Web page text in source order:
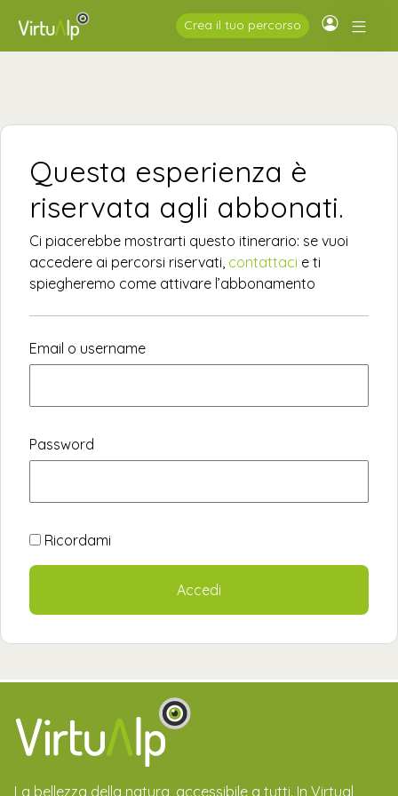
Crea il tuo percorso
Questa esperienza è
riservata agli abbonati.
Ci piacerebbe mostrarti questo itinerario: se vuoi
accedere ai percorsi riservati, contattaci e ti
spiegheremo come attivare l’abbonamento
Email o username
Password
Ricordami
La bellezza della natura, accessibile a tutti. In Virtual